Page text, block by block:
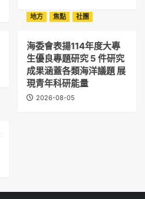
地方 焦點 社團
海委會表揚114年度大專
生優良專題研究 5 件研究
成果涵蓋各類海洋議題 展
現青年科研能量
2026-08-05